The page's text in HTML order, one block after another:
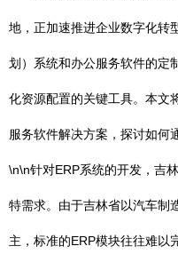
地，正加速推进企业数字化转
划）系统和办公服务软件的定
化资源配置的关键工具。本文
服务软件解决方案，探讨如何
\n\n针对ERP系统的开发，吉
特需求。由于吉林省以汽车制
主，标准的ERP模块往往难以